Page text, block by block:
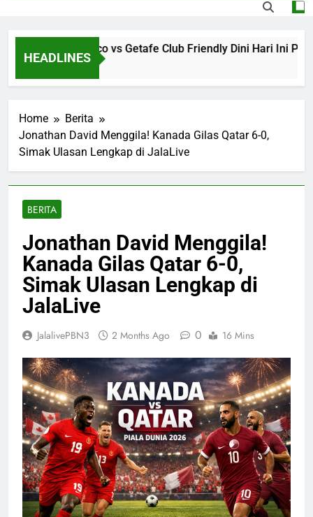
HEADLINES
Monaco vs Getafe Club Friendly Dini Hari Ini Pukul
Home
Berita
Jonathan David Menggila! Kanada Gilas Qatar 6-0,
Simak Ulasan Lengkap di JalaLive
BERITA
Jonathan David Menggila!
Kanada Gilas Qatar 6-0,
Simak Ulasan Lengkap di
JalaLive
JalalivePBN3 2 Months Ago 0 16 Mins